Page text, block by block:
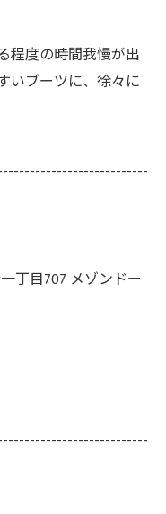
程度の時間我慢が出
いブーツに、徐々に
丁目707 メゾンドー